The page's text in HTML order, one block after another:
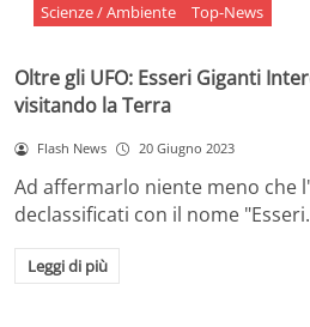
Scienze / Ambiente Top-News
Oltre gli UFO: Esseri Giganti
visitando la Terra
Flash News 20 Giugno 2023
Ad affermarlo niente meno che
declassificati con il nome
Leggi di più